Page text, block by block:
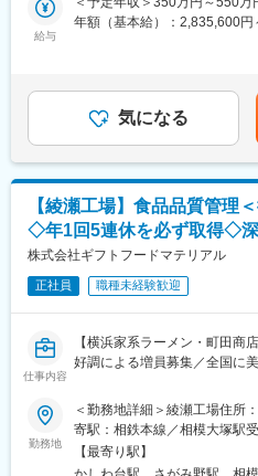
デーション、抽出など）
■手厚い福利厚生：
配属先への勤務に伴う引越費
す。家賃補助の金額に関して
変更の範囲：会社の定める業務
・ISO22000/ISO9001 を取得
システムの改善を（ある程度
【歓迎】
・他部署と連絡を取って業務
ケーションを取ることに抵抗
・周囲との協調性や自分なり
る方
・立場に関係なく相手を尊重
・主体性を持ちながら、積極
給与
年額（基本給）：2,835,600円
補足＞■給与改定（年1回）賃
選考を通じて上下する可能性
気になる
【綾瀬工場】食品品質管理
◇年1回5連休を必ず取得◇
株式会社ギフトフードマテリアル
正社員 職種未経験歓迎
仕事内容
【横浜家系ラーメン・町田商
好調による増員募集／全国に
■業務概要：
業績好調による増員募集
2008年創業の同社は最高の一
勤務地
＜勤務地詳細＞綾瀬工場住所
寄駅：相鉄本線／相模大塚駅
範囲：会社の定める事業所
【最寄り駅】